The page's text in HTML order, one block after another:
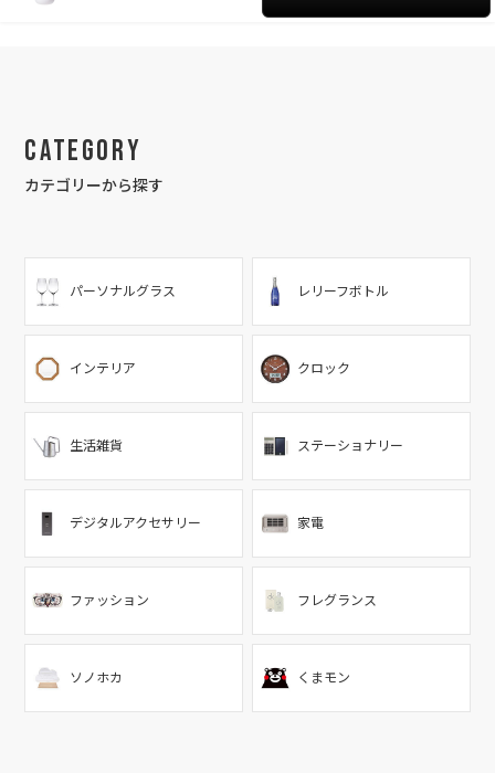
Category
カテゴリーから探す
パーソナルグラス レリーフボトル
インテリア クロック
生活雑貨 ステーショナリー
デジタルアクセサリー 家電
ファッション フレグランス
ソノホカ くまモン